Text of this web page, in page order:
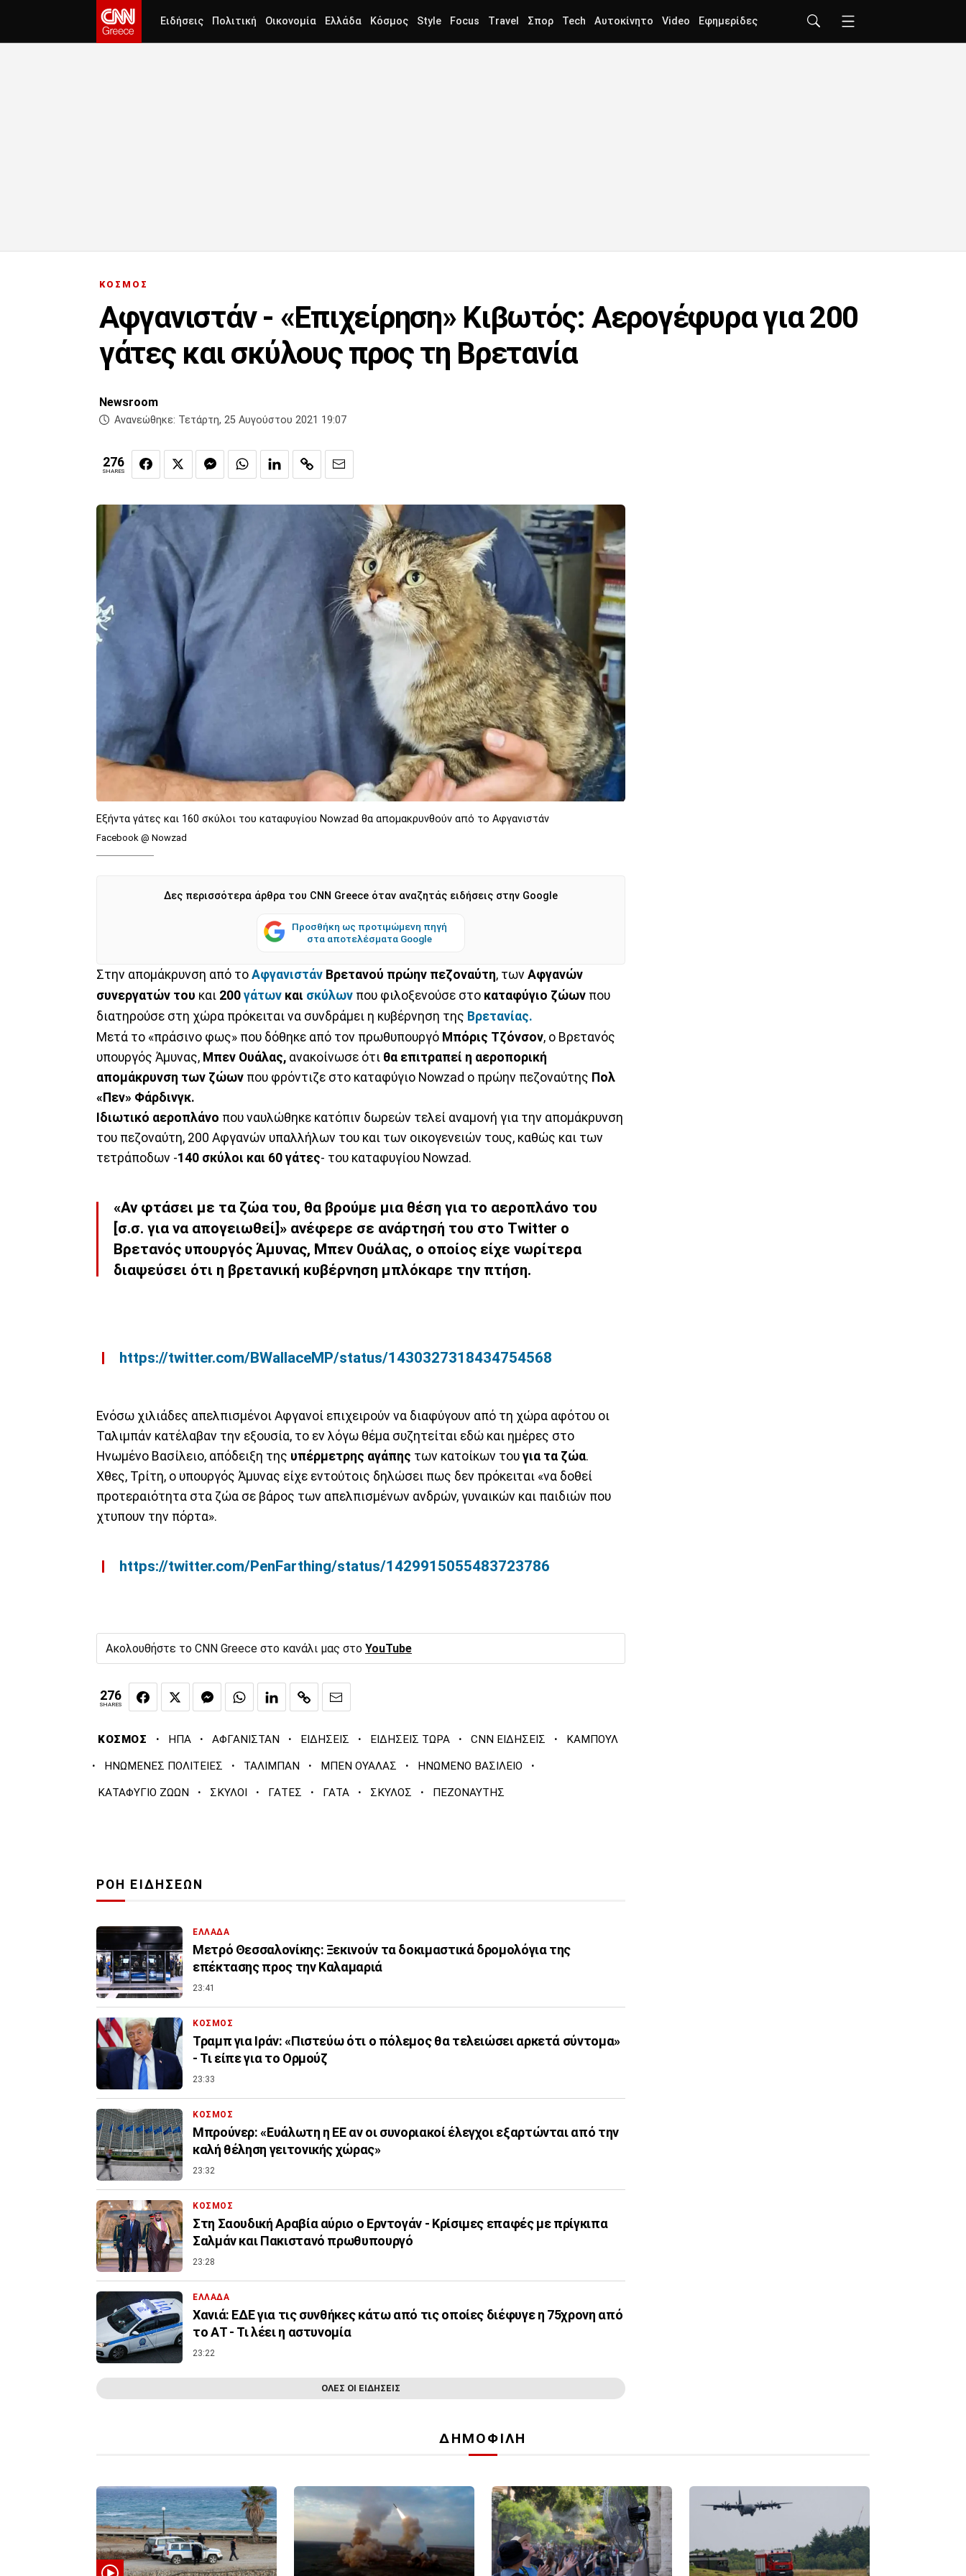
Ειδήσεις Πολιτική Οικονομία Ελλάδα Κόσμος Style Focus Travel Σπορ Tech Αυτοκίνητο Video Εφημερίδες
ΚΟΣΜΟΣ
Αφγανιστάν - «Επιχείρηση» Κιβωτός: Αερογέφυρα για 200
γάτες και σκύλους προς τη Βρετανία
Newsroom
Ανανεώθηκε: Τετάρτη, 25 Αυγούστου 2021 19:07
276
SHARES
Εξήντα γάτες και 160 σκύλοι του καταφυγίου Nowzad θα απομακρυνθούν από το Αφγανιστάν
Facebook @ Nowzad
Δες περισσότερα άρθρα του CNN Greece όταν αναζητάς ειδήσεις στην Google
Προσθήκη ως προτιμώμενη πηγή
στα αποτελέσματα Google
Στην απομάκρυνση από το Αφγανιστάν Βρετανού πρώην πεζοναύτη, των Αφγανών
συνεργατών του και 200 γάτων και σκύλων που φιλοξενούσε στο καταφύγιο ζώων που
διατηρούσε στη χώρα πρόκειται να συνδράμει η κυβέρνηση της Βρετανίας.
Μετά το «πράσινο φως» που δόθηκε από τον πρωθυπουργό Μπόρις Τζόνσον, ο Βρετανός
υπουργός Άμυνας, Μπεν Ουάλας, ανακοίνωσε ότι θα επιτραπεί η αεροπορική
απομάκρυνση των ζώων που φρόντιζε στο καταφύγιο Nowzad ο πρώην πεζοναύτης Πολ
«Πεν» Φάρδινγκ.
Ιδιωτικό αεροπλάνο που ναυλώθηκε κατόπιν δωρεών τελεί αναμονή για την απομάκρυνση
του πεζοναύτη, 200 Αφγανών υπαλλήλων του και των οικογενειών τους, καθώς και των
τετράποδων -140 σκύλοι και 60 γάτες- του καταφυγίου Nowzad.
«Αν φτάσει με τα ζώα του, θα βρούμε μια θέση για το αεροπλάνο του
[σ.σ. για να απογειωθεί]» ανέφερε σε ανάρτησή του στο Twitter ο
Βρετανός υπουργός Άμυνας, Μπεν Ουάλας, ο οποίος είχε νωρίτερα
διαψεύσει ότι η βρετανική κυβέρνηση μπλόκαρε την πτήση.
https://twitter.com/BWallaceMP/status/1430327318434754568
Ενόσω χιλιάδες απελπισμένοι Αφγανοί επιχειρούν να διαφύγουν από τη χώρα αφότου οι
Ταλιμπάν κατέλαβαν την εξουσία, το εν λόγω θέμα συζητείται εδώ και ημέρες στο
Ηνωμένο Βασίλειο, απόδειξη της υπέρμετρης αγάπης των κατοίκων του για τα ζώα.
Χθες, Τρίτη, ο υπουργός Άμυνας είχε εντούτοις δηλώσει πως δεν πρόκειται «να δοθεί
προτεραιότητα στα ζώα σε βάρος των απελπισμένων ανδρών, γυναικών και παιδιών που
χτυπουν την πόρτα».
https://twitter.com/PenFarthing/status/1429915055483723786
Ακολουθήστε το CNN Greece στο κανάλι μας στο YouTube
276
SHARES
ΚΟΣΜΟΣ · ΗΠΑ · ΑΦΓΑΝΙΣΤΑΝ · ΕΙΔΗΣΕΙΣ · ΕΙΔΗΣΕΙΣ ΤΩΡΑ · CNN ΕΙΔΗΣΕΙΣ · ΚΑΜΠΟΥΛ
· ΗΝΩΜΕΝΕΣ ΠΟΛΙΤΕΙΕΣ · ΤΑΛΙΜΠΑΝ · ΜΠΕΝ ΟΥΑΛΑΣ · ΗΝΩΜΕΝΟ ΒΑΣΙΛΕΙΟ ·
ΚΑΤΑΦΥΓΙΟ ΖΩΩΝ · ΣΚΥΛΟΙ · ΓΑΤΕΣ · ΓΑΤΑ · ΣΚΥΛΟΣ · ΠΕΖΟΝΑΥΤΗΣ
ΡΟΗ ΕΙΔΗΣΕΩΝ
ΕΛΛΑΔΑ
Μετρό Θεσσαλονίκης: Ξεκινούν τα δοκιμαστικά δρομολόγια της
επέκτασης προς την Καλαμαριά
23:41
ΚΟΣΜΟΣ
Τραμπ για Ιράν: «Πιστεύω ότι ο πόλεμος θα τελειώσει αρκετά σύντομα»
- Τι είπε για το Ορμούζ
23:33
ΚΟΣΜΟΣ
Μπρούνερ: «Ευάλωτη η ΕΕ αν οι συνοριακοί έλεγχοι εξαρτώνται από την
καλή θέληση γειτονικής χώρας»
23:32
ΚΟΣΜΟΣ
Στη Σαουδική Αραβία αύριο ο Ερντογάν - Κρίσιμες επαφές με πρίγκιπα
Σαλμάν και Πακιστανό πρωθυπουργό
23:28
ΕΛΛΑΔΑ
Χανιά: ΕΔΕ για τις συνθήκες κάτω από τις οποίες διέφυγε η 75χρονη από
το ΑΤ - Τι λέει η αστυνομία
23:22
ΟΛΕΣ ΟΙ ΕΙΔΗΣΕΙΣ
ΔΗΜΟΦΙΛΗ